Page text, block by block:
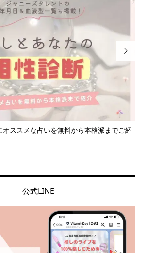
ススメな占いを無料から本格派までご紹

公式LINE